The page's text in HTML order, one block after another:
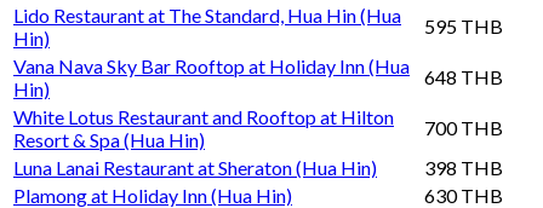
Lido Restaurant at The Standard, Hua Hin (Hua
Hin)
595 THB
Vana Nava Sky Bar Rooftop at Holiday Inn (Hua
Hin)
648 THB
White Lotus Restaurant and Rooftop at Hilton
Resort & Spa (Hua Hin)
700 THB
Luna Lanai Restaurant at Sheraton (Hua Hin)
398 THB
Plamong at Holiday Inn (Hua Hin)
630 THB